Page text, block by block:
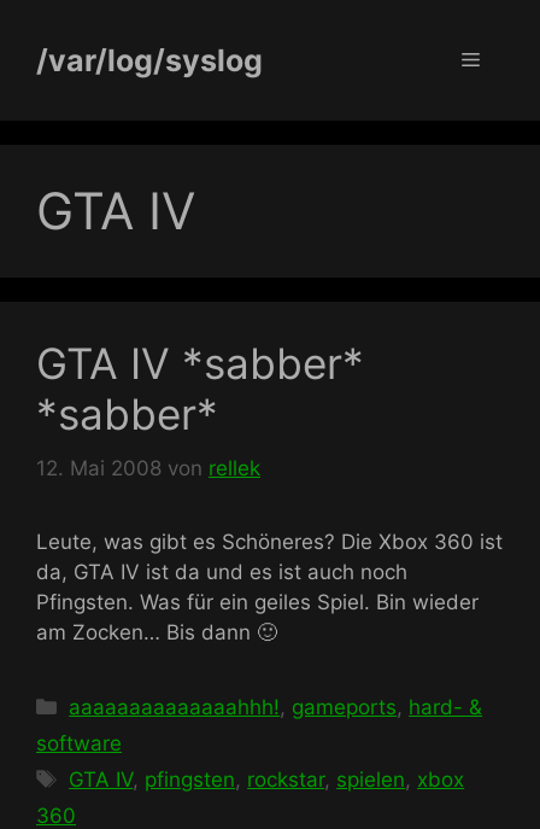
Inhalt
springen
/var/log/syslog Menü
GTA IV
GTA IV *sabber*
*sabber*
12. Mai 2008 von rellek
Leute, was gibt es Schöneres? Die Xbox 360 ist
da, GTA IV ist da und es ist auch noch
Pfingsten. Was für ein geiles Spiel. Bin wieder
am Zocken… Bis dann 🙂
Kategorien
aaaaaaaaaaaaaahhh!, gameports, hard- &
software
Schlagwörter
GTA IV, pfingsten, rockstar, spielen, xbox
360